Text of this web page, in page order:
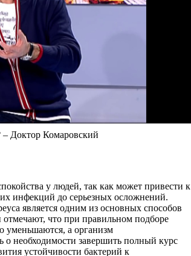
– Доктор Комаровский
у людей, так как может привести к
инфекций до серьезных осложнений.
является одним из основных способов
что при правильном подборе
уменьшаются, а организм
о необходимости завершить полный курс
устойчивости бактерий к